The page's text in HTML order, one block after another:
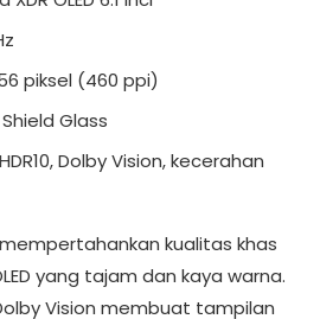
piksel (460 ppi)
Glass
Dolby Vision, kecerahan
kualitas khas
yang tajam dan kaya warna.
Vision membuat tampilan